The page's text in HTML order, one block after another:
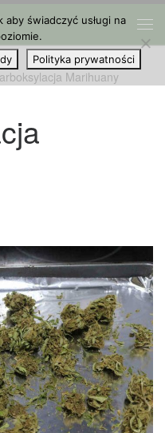
Marihuany
świadczyć usługi na
Polityka prywatności